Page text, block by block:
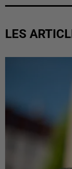
LES